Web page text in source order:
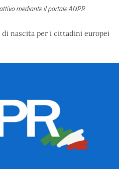
mediante il portale ANPR
nascita per i cittadini europei